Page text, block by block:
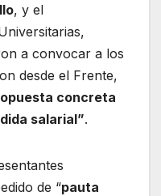
, y el
a convocar a los
desde el Frente,
concreta
salarial”.
de “pauta